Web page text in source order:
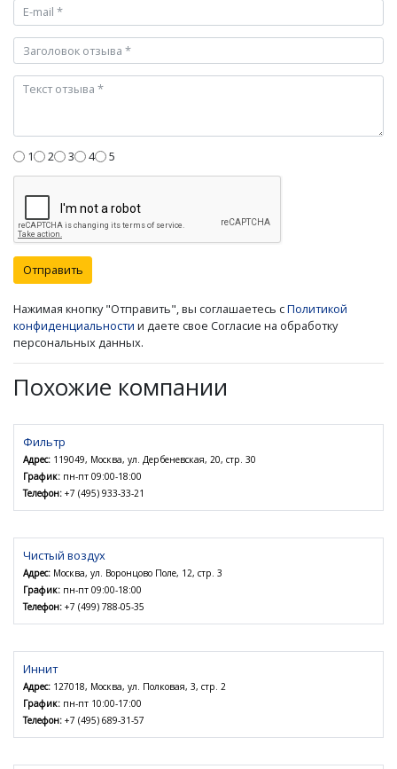
1 2 3 4 5
Отправить
Нажимая кнопку "Отправить", вы соглашаетесь сПолитикой
конфиденциальности и даете свое Согласие на обработку
персональных данных.
Похожие компании
Фильтр
Адрес: 119049, Москва, ул. Дербеневская, 20, стр. 30
График: пн-пт 09:00-18:00
Телефон: +7 (495) 933-33-21
Чистый воздух
Адрес: Москва, ул. Воронцово Поле, 12, стр. 3
График: пн-пт 09:00-18:00
Телефон: +7 (499) 788-05-35
Иннит
Адрес: 127018, Москва, ул. Полковая, 3, стр. 2
График: пн-пт 10:00-17:00
Телефон: +7 (495) 689-31-57